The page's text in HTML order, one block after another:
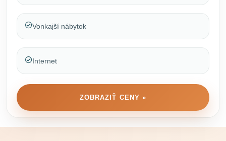
Vonkajší nábytok
Internet
ZOBRAZIŤ CENY »